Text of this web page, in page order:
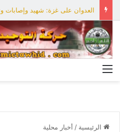
الرئيسية / أخبار محلية